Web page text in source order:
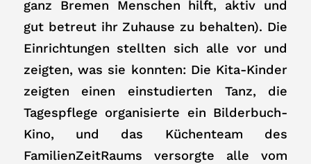
ganz Bremen Menschen hilft, aktiv und
gut betreut ihr Zuhause zu behalten). Die
Einrichtungen stellten sich alle vor und
zeigten, was sie konnten: Die Kita-Kinder
zeigten einen einstudierten Tanz, die
Tagespflege organisierte ein Bilderbuch-
Kino, und das Küchenteam des
FamilienZeitRaums versorgte alle vom